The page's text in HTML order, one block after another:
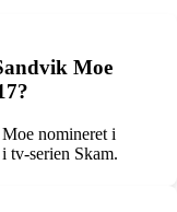
Moe
nomineret i
tv-serien Skam.